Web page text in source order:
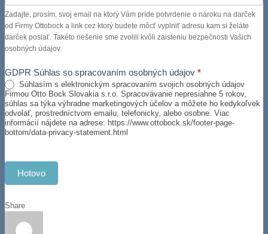
Zadajte, prosím, svoj email na ktorý Vám príde potvrdenie o nároku na darček
od Firmy Ottobock a link cez ktorý budete môcť vyplniť adresu kam si želáte
darček poslať. Takéto riešenie sme zvolili kvôli zaisteniu bezpečnosti Vašich
osobných údajov.
GDPR Súhlas so spracovaním osobných údajov *
Súhlasím s elektronickým spracovaním svojich osobných údajov
Firmou Otto Bock Slovakia s.r.o. Spracovávanie nepresiahne 5 rokov,
súhlas sa týka výhradne marketingových účelov a môžete ho kedykoľvek
odvolať, prostredníctvom emailu, telefonicky, alebo osobne. Viac
informácií nájdete na adrese: https://www.ottobock.sk/footer-page-
bottom/data-privacy-statement.html
Hotovo
Share